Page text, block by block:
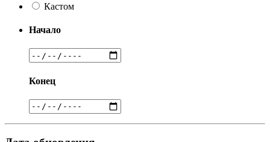
Кастом
Начало
Конец